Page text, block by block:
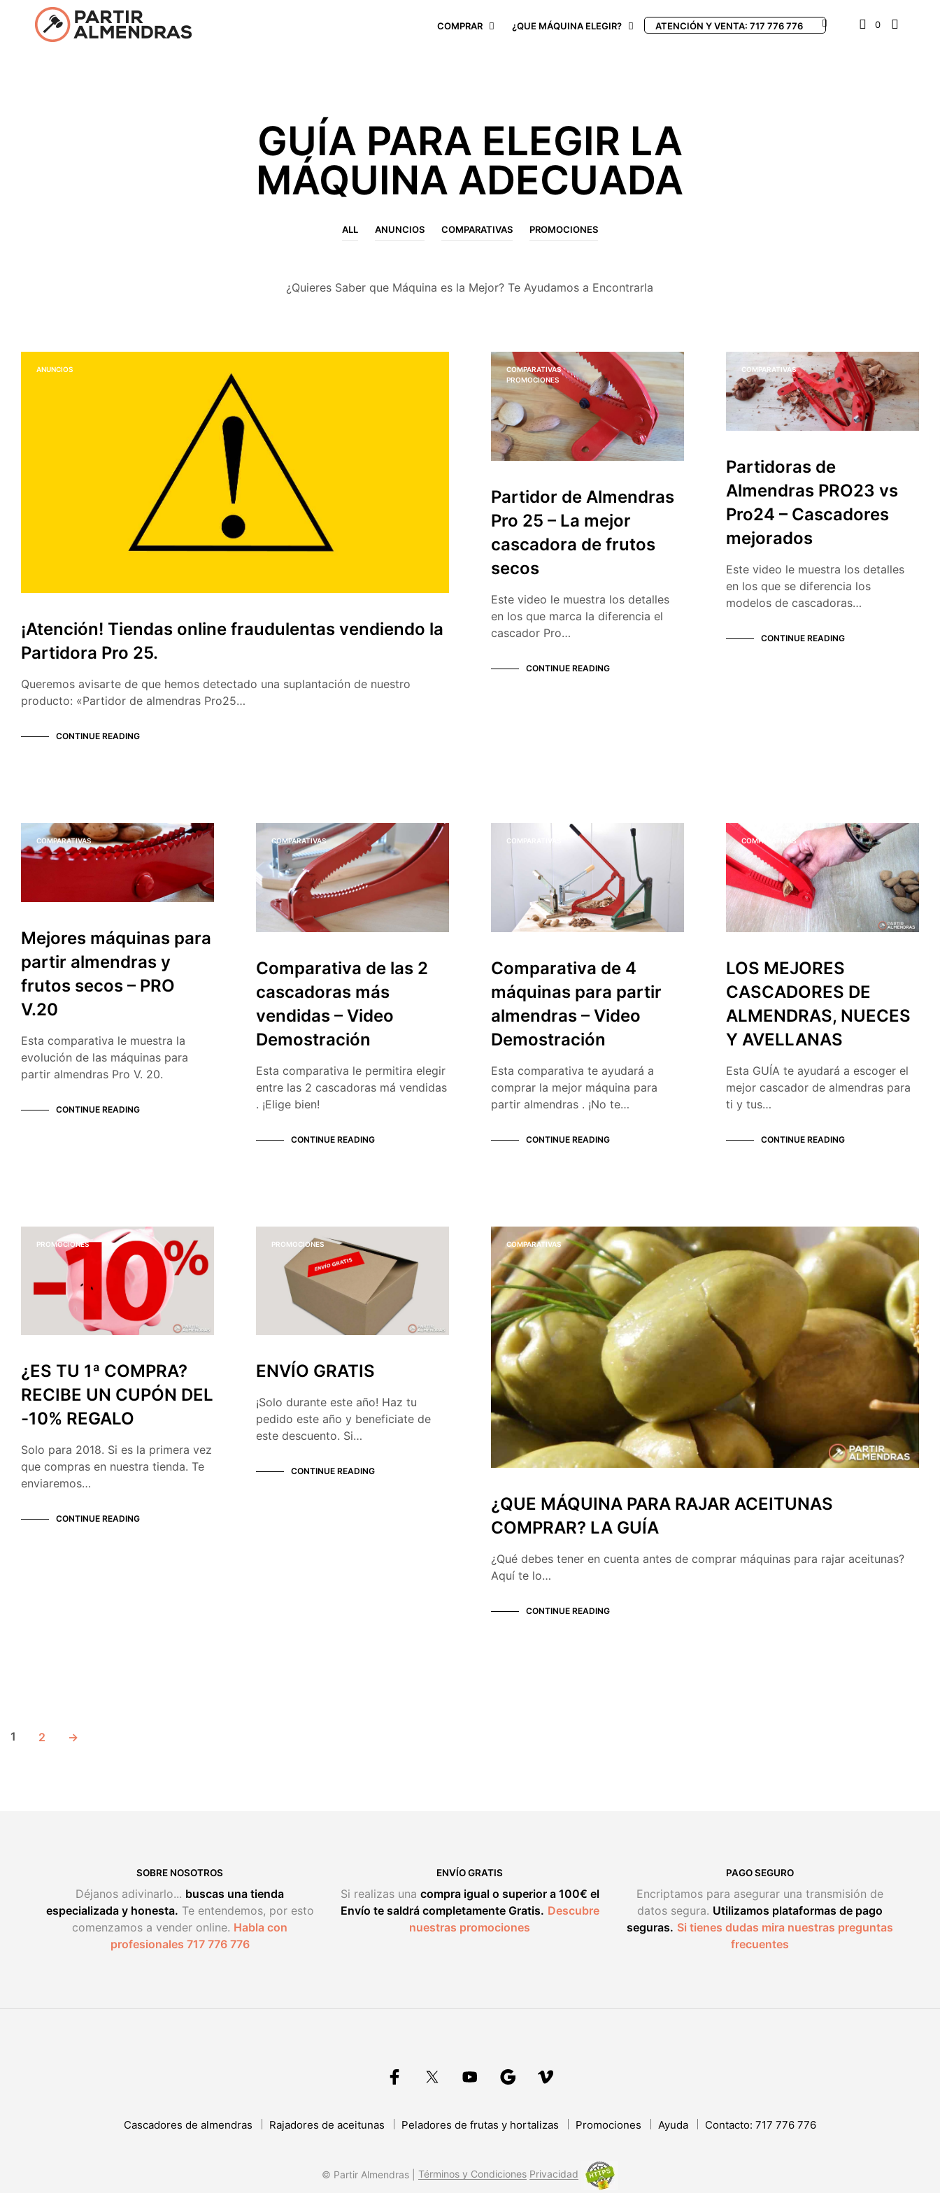
COMPRAR ¿QUE MÁQUINA ELEGIR? ATENCIÓN Y VENTA: 717 776 776 0
GUÍA PARA ELEGIR LA
MÁQUINA ADECUADA
ALL ANUNCIOS COMPARATIVAS PROMOCIONES
¿Quieres Saber que Máquina es la Mejor? Te Ayudamos a Encontrarla
ANUNCIOS
¡Atención! Tiendas online fraudulentas vendiendo la
Partidora Pro 25.
Queremos avisarte de que hemos detectado una suplantación de nuestro
producto: «Partidor de almendras Pro25…
CONTINUE READING
COMPARATIVAS
PROMOCIONES
Partidor de Almendras
Pro 25 – La mejor
cascadora de frutos
secos
Este video le muestra los detalles
en los que marca la diferencia el
cascador Pro…
CONTINUE READING
COMPARATIVAS
Partidoras de
Almendras PRO23 vs
Pro24 – Cascadores
mejorados
Este video le muestra los detalles
en los que se diferencia los
modelos de cascadoras…
CONTINUE READING
COMPARATIVAS
Mejores máquinas para
partir almendras y
frutos secos – PRO
V.20
Esta comparativa le muestra la
evolución de las máquinas para
partir almendras Pro V. 20.
CONTINUE READING
COMPARATIVAS
Comparativa de las 2
cascadoras más
vendidas – Video
Demostración
Esta comparativa le permitira elegir
entre las 2 cascadoras má vendidas
. ¡Elige bien!
CONTINUE READING
COMPARATIVAS
Comparativa de 4
máquinas para partir
almendras – Video
Demostración
Esta comparativa te ayudará a
comprar la mejor máquina para
partir almendras . ¡No te…
CONTINUE READING
COMPARATIVAS
LOS MEJORES
CASCADORES DE
ALMENDRAS, NUECES
Y AVELLANAS
Esta GUÍA te ayudará a escoger el
mejor cascador de almendras para
ti y tus…
CONTINUE READING
PROMOCIONES
¿ES TU 1ª COMPRA?
RECIBE UN CUPÓN DEL
-10% REGALO
Solo para 2018. Si es la primera vez
que compras en nuestra tienda. Te
enviaremos…
CONTINUE READING
PROMOCIONES
ENVÍO GRATIS
¡Solo durante este año! Haz tu
pedido este año y beneficiate de
este descuento. Si…
CONTINUE READING
COMPARATIVAS
¿QUE MÁQUINA PARA RAJAR ACEITUNAS
COMPRAR? LA GUÍA
¿Qué debes tener en cuenta antes de comprar máquinas para rajar aceitunas?
Aquí te lo…
CONTINUE READING
1 2 →
SOBRE NOSOTROS
Déjanos adivinarlo... buscas una tienda
especializada y honesta. Te entendemos, por esto
comenzamos a vender online. Habla con
profesionales 717 776 776
ENVÍO GRATIS
Si realizas una compra igual o superior a 100€ el
Envío te saldrá completamente Gratis. Descubre
nuestras promociones
PAGO SEGURO
Encriptamos para asegurar una transmisión de
datos segura. Utilizamos plataformas de pago
seguras. Si tienes dudas mira nuestras preguntas
frecuentes
Cascadores de almendras Rajadores de aceitunas Peladores de frutas y hortalizas Promociones Ayuda Contacto: 717 776 776
© Partir Almendras | Términos y Condiciones Privacidad